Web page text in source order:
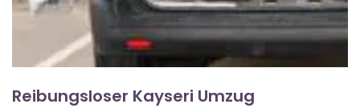
Reibungsloser Kayseri Umzug